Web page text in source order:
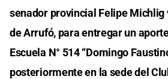
senador provincial Felipe
de Arrufó, para entregar un
Escuela N° 514 “Domingo
posteriormente en la sede del